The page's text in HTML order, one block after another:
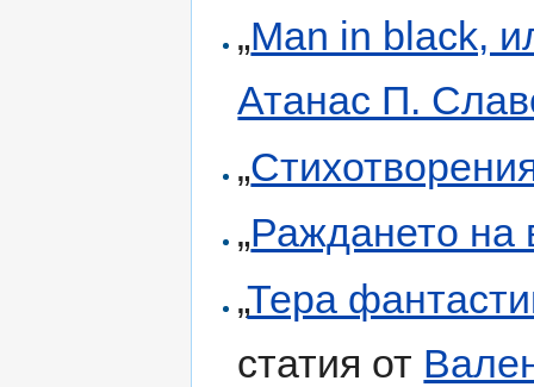
„Man in black,
Атанас П.
„
„Раждането на
„Тера
статия от